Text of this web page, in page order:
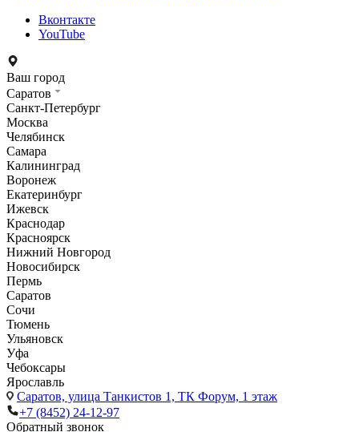
Вконтакте
YouTube
Ваш город
Саратов
Санкт-Петербург
Москва
Челябинск
Самара
Калининград
Воронеж
Екатеринбург
Ижевск
Краснодар
Красноярск
Нижний Новгород
Новосибирск
Пермь
Саратов
Сочи
Тюмень
Ульяновск
Уфа
Чебоксары
Ярославль
Саратов, улица Танкистов 1, ТК Форум, 1 этаж
+7 (8452) 24-12-97
Обратный звонок